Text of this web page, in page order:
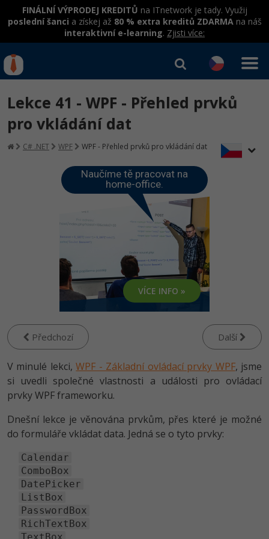
FINÁLNÍ VÝPRODEJ KREDITŮ na ITnetwork je tady. Využij
poslední šanci a získej až 80 % extra kreditů ZDARMAna náš
interaktivní e-learning. Zjisti více:
Rekvalifikace a kurzy
hrazené úřadem práce
Workshopy zdarma
Umělá inteligence v praxi
Datová analýza v praxi
Školení
Základy programování
Objektové programování - OOP
Umělá inteligence
HTML5, CSS3, Bootstrap, SEO
Testování a verzování
UML a návrhové vzory
Spring
ASP.NET MVC
Django
Best practices
Školení dle technologií
C# .NET
Java
PHP
JavaScript
Python
HTML / CSS
MySQL/MariaDB
MS-SQL
Kurzy IT profesí
Junior programátor
Programátor WWW aplikací
Front-end developer
Vývojář mobilních aplikací
Specialista na AI a bigdata
C# Game developer
Webdesigner
Tester
Systémový administrátor
3D grafik
Projektový manažer
Databázový analytik
Kurzy programování
Jak začít?
Python -80%
PHP -80%
C++ -80%
Swift -80%
Kotlin -80%
VB.NET
SQL
Návrh SW
Přihlásit se | Registrovat
Lekce 41 - WPF - Přehled prvků
pro vkládání dat
C# .NET WPF WPF - Přehled prvků pro vkládání dat
Naučíme tě pracovat na
home-office.
VÍCE INFO »
Předchozí Další
V minulé lekci,WPF - Základní ovládací prvky WPF, jsme
si uvedli společné vlastnosti a události pro ovládací
prvky WPF frameworku.
Dnešní lekce je věnována prvkům, přes které je možné
do formuláře vkládat data. Jedná se o tyto prvky:
Calendar
ComboBox
DatePicker
ListBox
PasswordBox
RichTextBox